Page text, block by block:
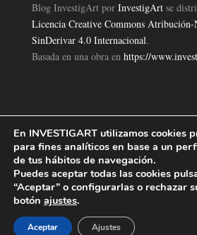
Blog InvestigArtpor InvestigArtse
Licencia Creative Commons
SinDerivar 4.0 Internacional.
Basada en una obra en https://
Política de Privacidad|Aviso Legal|
Investigart Copyright © 2019. |
En INVESTIGART utilizamos cookies
para fines analíticos en base a un
de tus hábitos de navegación.
Puedes aceptar todas las cookies
“Aceptar” o configurarlas o rechazar
botón ajustes.
Aceptar Ajustes